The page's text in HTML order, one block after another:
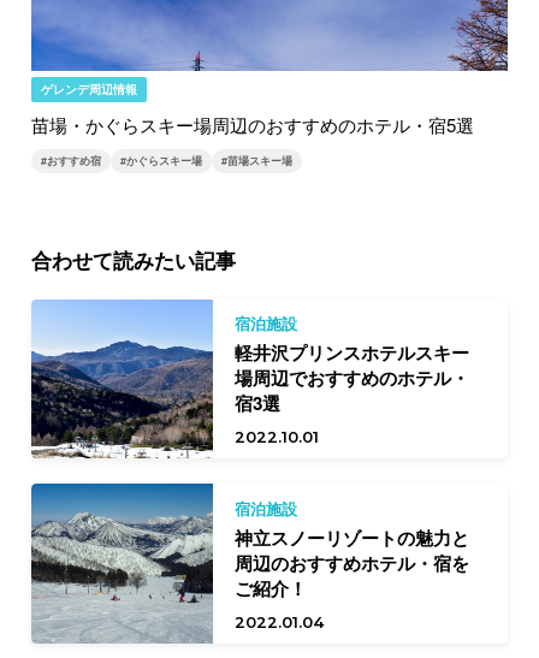
ゲレンデ周辺情報
苗場・かぐらスキー場周辺のおすすめのホテル・宿5選
#おすすめ宿 #かぐらスキー場 #苗場スキー場
合わせて読みたい記事
宿泊施設
軽井沢プリンスホテルスキー
場周辺でおすすめのホテル・
宿3選
2022.10.01
宿泊施設
神立スノーリゾートの魅力と
周辺のおすすめホテル・宿を
ご紹介！
2022.01.04